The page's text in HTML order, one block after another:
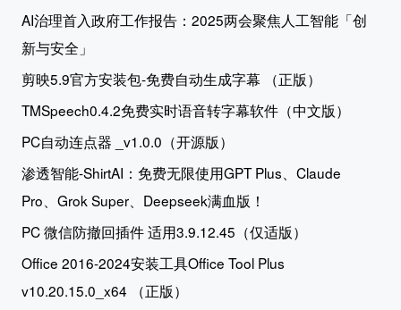
AI治理首入政府工作报告：2025两会聚焦人工智能「创
新与安全」
剪映5.9官方安装包-免费自动生成字幕 （正版）
TMSpeech0.4.2免费实时语音转字幕软件（中文版）
PC自动连点器 _v1.0.0（开源版）
渗透智能-ShirtAI：免费无限使用GPT Plus、Claude
Pro、Grok Super、Deepseek满血版！
PC 微信防撤回插件 适用3.9.12.45（仅适版）
Office 2016-2024安装工具Office Tool Plus
v10.20.15.0_x64 （正版）